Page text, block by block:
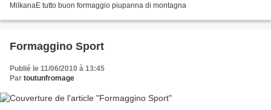
MilkanaE tutto buon formaggio piupanna di montagna
Formaggino Sport
Publié le 11/06/2010 à 13:45
Par toutunfromage